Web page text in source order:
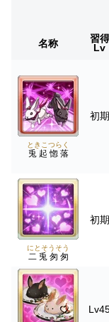
名称
習得
Lv
兎起惚落
ときこつらく
初期
二兎匆匆
にとそうそう
初期